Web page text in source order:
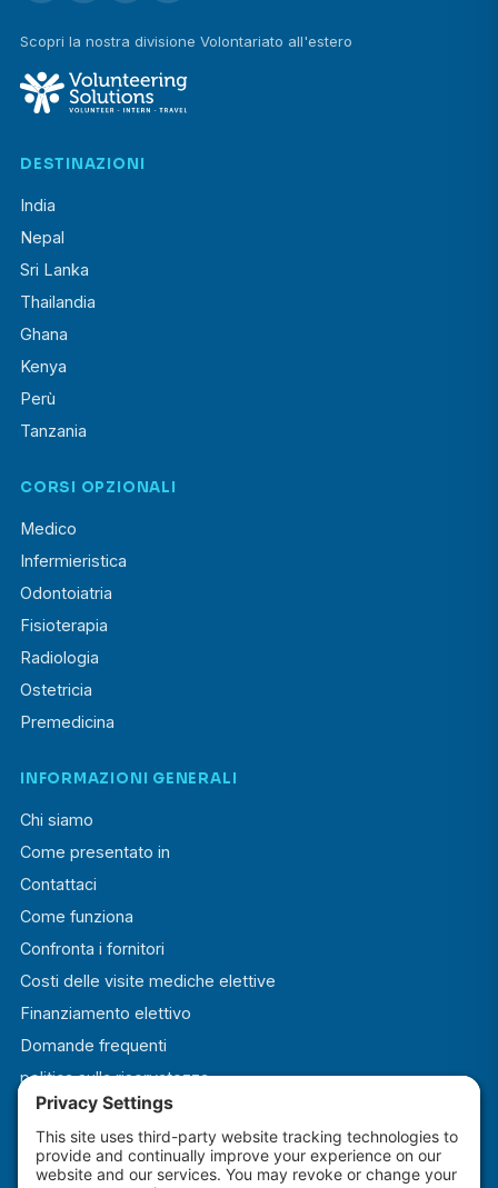
Scopri la nostra divisione Volontariato all'estero
DESTINAZIONI
India
Nepal
Sri Lanka
Thailandia
Ghana
Kenya
Perù
Tanzania
CORSI OPZIONALI
Medico
Infermieristica
Odontoiatria
Fisioterapia
Radiologia
Ostetricia
Premedicina
INFORMAZIONI GENERALI
Chi siamo
Come presentato in
Contattaci
Come funziona
Confronta i fornitori
Costi delle visite mediche elettive
Finanziamento elettivo
Domande frequenti
politica sulla riservatezza
Termini e condizioni
Informativa sui cookie